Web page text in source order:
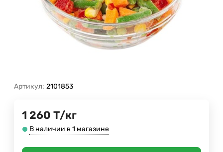
Артикул: 2101853
1 260 Т/кг
В наличии в 1 магазине